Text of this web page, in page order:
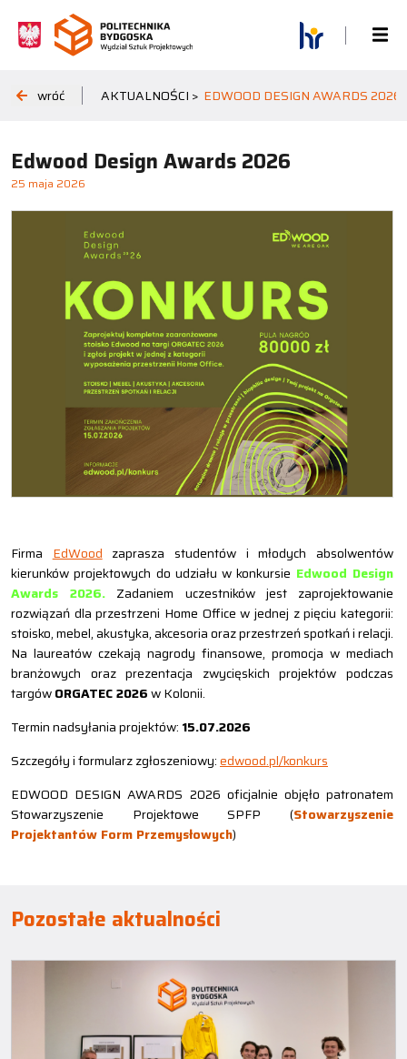
wróć AKTUALNOŚCI > EDWOOD DESIGN AWARDS 2026
Edwood Design Awards 2026
25 maja 2026
FirmaEdWoodzaprasza studentów i młodych absolwentów
kierunków projektowych do udziału w konkursie Edwood Design
Awards 2026. Zadaniem uczestników jest zaprojektowanie
rozwiązań dla przestrzeni Home Office w jednej z pięciu kategorii:
stoisko, mebel, akustyka, akcesoria oraz przestrzeń spotkań i relacji.
Na laureatów czekają nagrody finansowe, promocja w mediach
branżowych oraz prezentacja zwycięskich projektów podczas
targówORGATEC 2026w Kolonii.
Termin nadsyłania projektów: 15.07.2026
Szczegóły i formularz zgłoszeniowy:edwood.pl/konkurs
EDWOOD DESIGN AWARDS 2026 oficjalnie objęło patronatem
Stowarzyszenie Projektowe SPFP (Stowarzyszenie
Projektantów Form Przemysłowych)
Pozostałe aktualności